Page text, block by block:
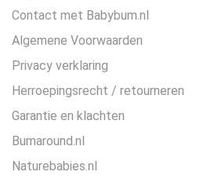
Contact met Babybum.nl
Algemene Voorwaarden
Privacy verklaring
Herroepingsrecht / retourneren
Garantie en klachten
Bumaround.nl
Naturebabies.nl